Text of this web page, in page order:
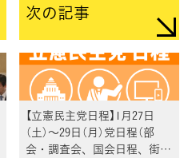
次の記事
【立憲民主党日程】1月27日
（土）～29日（月）党日程（部
会・調査会、国会日程、街頭